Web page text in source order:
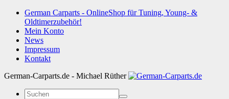
German Carparts - OnlineShop für Tuning, Young- &
Oldtimerzubehör!
Mein Konto
News
Impressum
Kontakt
German-Carparts.de - Michael Rüther